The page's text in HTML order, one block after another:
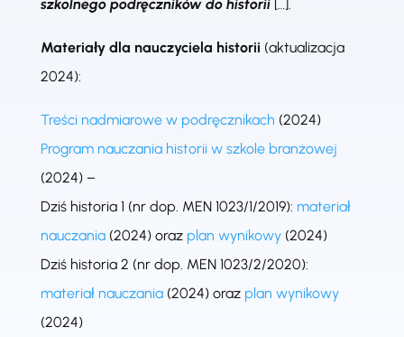
szkolnego podręczników do historii […].
Materiały dla nauczyciela historii (aktualizacja
2024):
Treści nadmiarowe w podręcznikach (2024)
Program nauczania historii w szkole branżowej
(2024) –
Dziś historia 1 (nr dop. MEN 1023/1/2019): materiał
nauczania (2024) oraz plan wynikowy(2024)
Dziś historia 2 (nr dop. MEN 1023/2/2020):
materiał nauczania (2024) oraz plan wynikowy
(2024)